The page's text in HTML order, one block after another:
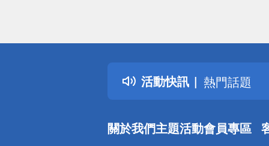
活動快訊
詐騙網頁！
得獎公告
熱門話題
銀行優惠
詐騙網頁！
關於我們主題活動會員專區